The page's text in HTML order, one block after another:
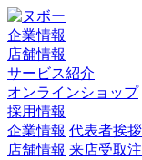
企業情報
店舗情報
サービス紹介
オンラインショップ
採用情報
企業情報 代表者挨拶
店舗情報 来店受取